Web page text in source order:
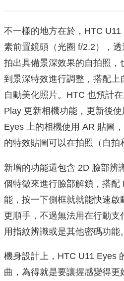
不一樣的地方在於，HTC
素前置鏡頭（光圈 f/2.2），
拍出具備景深效果的自拍照，
到景深特效進行調整，搭配上
自動美化照片。HTC 也預計
Play 更新相機功能，更新後
Eyes 上的相機使用 AR 貼圖
的特效貼圖可以在拍照（自拍
新增的功能還包含 2D 臉部辨
個特徵來進行臉部解鎖，搭配
能，按一下側框就就能快速啟
更順手，不過無法用在行動
用指紋辨識或是其他密碼功能。
機身設計上，HTC U11 Eyes
曲，為得就是要讓握感變得